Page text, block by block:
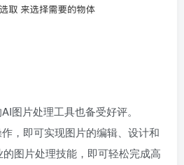
图片处理工具也备受好评。
，即可实现图片的编辑、设计和
图片处理技能，即可轻松完成高